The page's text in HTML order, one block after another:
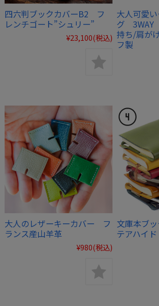
四六判ブックカバーB2 フ
レンチゴート”シュリー”
¥23,100(税込)
大人可愛
グ 3WAY
持ち/肩が
フ製
大人のレザーキーカバー フ
ランス産山羊革
¥980(税込)
文庫本ブ
テアハイド